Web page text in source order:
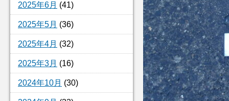
2025年6月 (41)
2025年5月 (36)
2025年4月 (32)
2025年3月 (16)
2024年10月 (30)